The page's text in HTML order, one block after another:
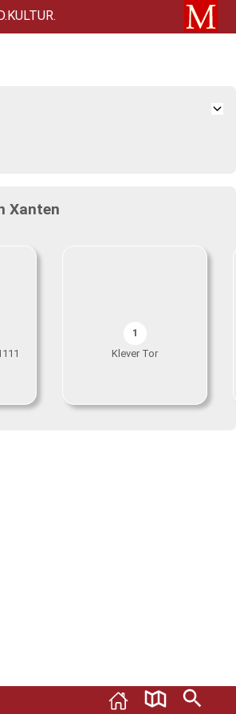
Xanten
1
Klever Tor